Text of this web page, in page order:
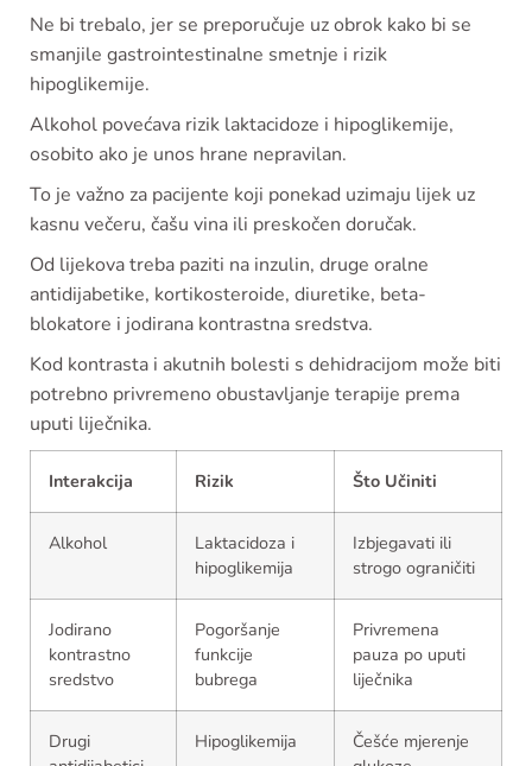
Ne bi trebalo, jer se preporučuje uz obrok kako bi se
smanjile gastrointestinalne smetnje i rizik
hipoglikemije.
Alkohol povećava rizik laktacidoze i hipoglikemije,
osobito ako je unos hrane nepravilan.
To je važno za pacijente koji ponekad uzimaju lijek uz
kasnu večeru, čašu vina ili preskočen doručak.
Od lijekova treba paziti na inzulin, druge oralne
antidijabetike, kortikosteroide, diuretike, beta-
blokatore i jodirana kontrastna sredstva.
Kod kontrasta i akutnih bolesti s dehidracijom može biti
potrebno privremeno obustavljanje terapije prema
uputi liječnika.
Interakcija Rizik Što Učiniti
Alkohol
Laktacidoza i
hipoglikemija
Izbjegavati ili
strogo ograničiti
Jodirano
kontrastno
sredstvo
Pogoršanje
funkcije
bubrega
Privremena
pauza po uputi
liječnika
Drugi
Hipoglikemija
Češće mjerenje